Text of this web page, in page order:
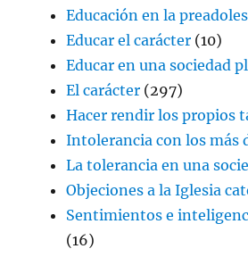
Educación en la
Educar el carácter (10)
Educar en una sociedad
El carácter (297)
Hacer rendir los propios
Intolerancia con los más
La tolerancia en una
Objeciones a la Iglesia
Sentimientos e
(16)